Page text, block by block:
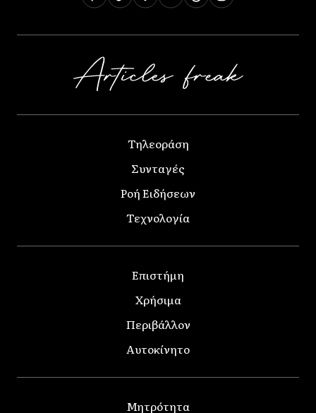
Τηλεοράση
Συνταγές
Ροή Ειδήσεων
Τεχνολογία
Επιστήμη
Χρήσιμα
Περιβάλλον
Αυτοκίνητο
Μητρότητα